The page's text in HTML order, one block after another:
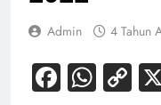
Admin 4 Tahun